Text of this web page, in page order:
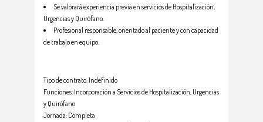
Se valorará experiencia previa en servicios de Hospitalización,
Urgencias y Quirófano.
Profesional responsable, orientado al paciente y con capacidad
de trabajo en equipo.
Tipo de contrato: Indefinido
Funciones: Incorporación a Servicios de Hospitalización, Urgencias
y Quirófano
Jornada: Completa